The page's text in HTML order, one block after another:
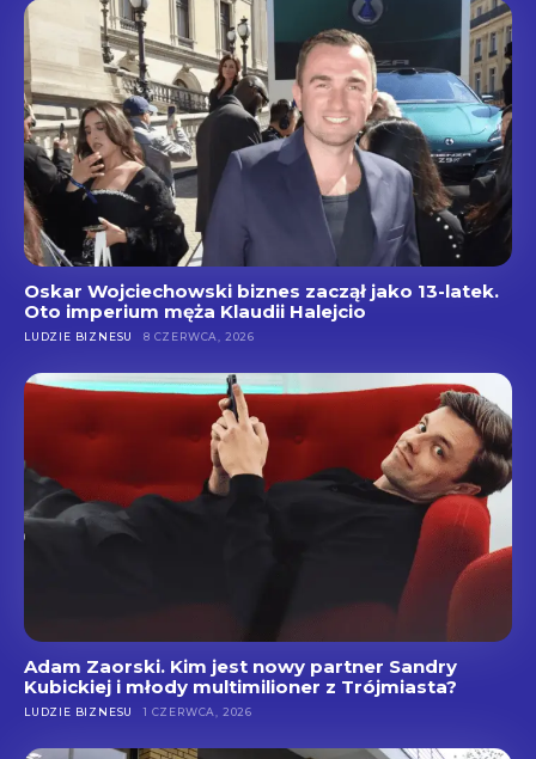
Oskar Wojciechowski biznes zaczął jako 13-latek.
Oto imperium męża Klaudii Halejcio
LUDZIE BIZNESU 8 CZERWCA, 2026
Adam Zaorski. Kim jest nowy partner Sandry
Kubickiej i młody multimilioner z Trójmiasta?
LUDZIE BIZNESU 1 CZERWCA, 2026